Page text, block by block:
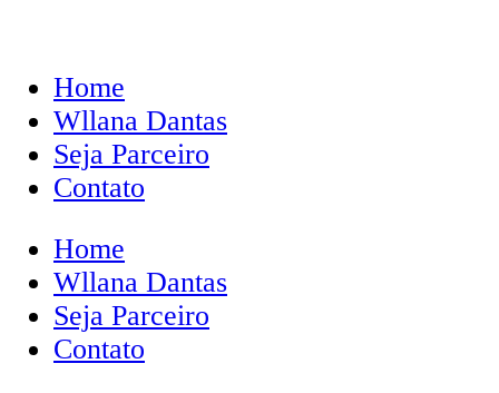
Home
Wllana Dantas
Seja Parceiro
Contato
Home
Wllana Dantas
Seja Parceiro
Contato